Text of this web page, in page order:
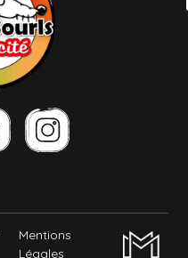
Mentions
Légales